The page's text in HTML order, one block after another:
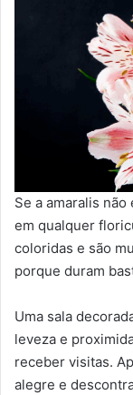
Se a amaralis
em qualquer
coloridas e são
porque duram
Uma sala
leveza e
receber visitas.
alegre e